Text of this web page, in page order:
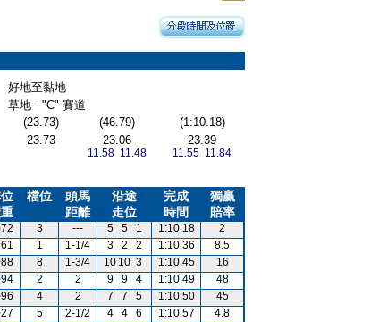
好地至黏地
草地 - "C" 賽道
(23.73) (46.79)
(1:10.18)
23.73 23.06
11.58 11.48
23.39
11.55 11.84
檔位
頭馬
距離
沿途
走位
完成
時間
獨贏
賠率
3 --- 5 5 1 1:10.18
2
1 1-1/4 3 2 2 1:10.36
8.5
8 1-3/4 10 10 3 1:10.45
16
2 2 9 9 4 1:10.49
48
4 2 7 7 5 1:10.50
45
5 2-1/2 4 4 6 1:10.57
4.8